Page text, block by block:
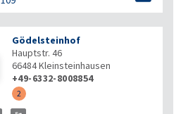
Gödelsteinhof
Hauptstr. 46
66484Kleinsteinhausen
+49-6332-8008854
2